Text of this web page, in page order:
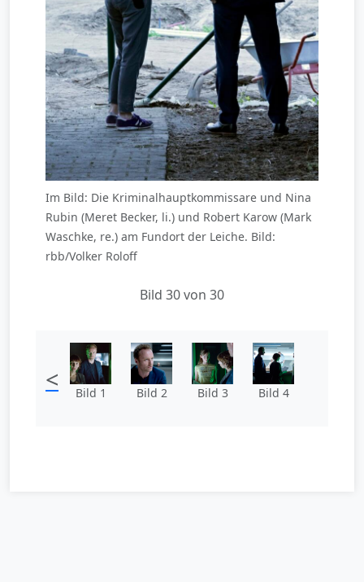
Im Bild: Die Kriminalhauptkommissare und Nina
Rubin (Meret Becker, li.) und Robert Karow (Mark
Waschke, re.) am Fundort der Leiche. Bild:
rbb/Volker Roloff
Bild 30 von 30
< Bild 1 Bild 2 Bild 3 Bild 4